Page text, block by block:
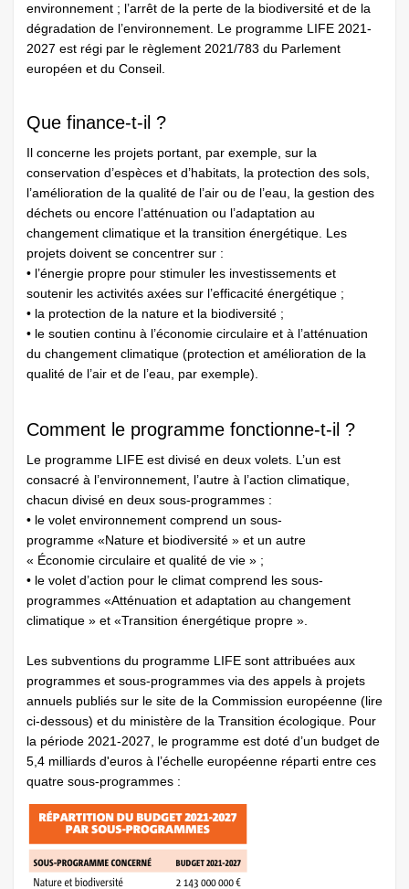
environnement ; l’arrêt de la perte de la biodiversité et de la
dégradation de l’environnement. Le programme LIFE 2021-
2027 est régi par le règlement 2021/783 du Parlement
européen et du Conseil.
Que finance-t-il ?
Il concerne les projets portant, par exemple, sur la
conservation d’espèces et d’habitats, la protection des sols,
l’amélioration de la qualité de l’air ou de l’eau, la gestion des
déchets ou encore l’atténuation ou l’adaptation au
changement climatique et la transition énergétique. Les
projets doivent se concentrer sur :
• l’énergie propre pour stimuler les investissements et
soutenir les activités axées sur l’efficacité énergétique ;
• la protection de la nature et la biodiversité ;
• le soutien continu à l’économie circulaire et à l’atténuation
du changement climatique (protection et amélioration de la
qualité de l’air et de l’eau, par exemple).
Comment le programme fonctionne-t-il ?
Le programme LIFE est divisé en deux volets. L’un est
consacré à l’environnement, l’autre à l’action climatique,
chacun divisé en deux sous-programmes :
• le volet environnement comprend un sous-
programme «Nature et biodiversité » et un autre
« Économie circulaire et qualité de vie » ;
• le volet d’action pour le climat comprend les sous-
programmes «Atténuation et adaptation au changement
climatique » et «Transition énergétique propre ».
Les subventions du programme LIFE sont attribuées aux
programmes et sous-programmes via des appels à projets
annuels publiés sur le site de la Commission européenne (lire
ci-dessous) et du ministère de la Transition écologique. Pour
la période 2021-2027, le programme est doté d’un budget de
5,4 milliards d'euros à l’échelle européenne réparti entre ces
quatre sous-programmes :